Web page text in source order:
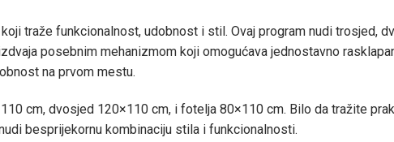
traže funkcionalnost, udobnost i stil. Ovaj program nudi trosjed,
posebnim mehanizmom koji omogućava jednostavno
na prvom mestu.
cm, dvosjed 120×110 cm, i fotelja 80×110 cm. Bilo da tražite
besprijekornu kombinaciju stila i funkcionalnosti.